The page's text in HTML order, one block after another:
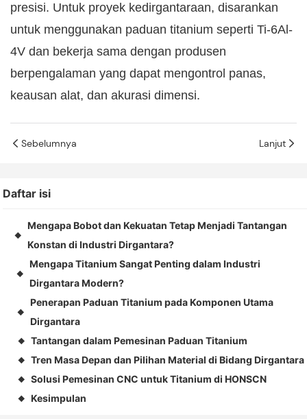
presisi. Untuk proyek kedirgantaraan, disarankan
untuk menggunakan paduan titanium seperti Ti-6Al-
4V dan bekerja sama dengan produsen
berpengalaman yang dapat mengontrol panas,
keausan alat, dan akurasi dimensi.
Sebelumnya Lanjut
Daftar isi
◆
Mengapa Bobot dan Kekuatan Tetap Menjadi Tantangan
Konstan di Industri Dirgantara?
◆
Mengapa Titanium Sangat Penting dalam Industri
Dirgantara Modern?
◆
Penerapan Paduan Titanium pada Komponen Utama
Dirgantara
◆ Tantangan dalam Pemesinan Paduan Titanium
◆ Tren Masa Depan dan Pilihan Material di Bidang Dirgantara
◆ Solusi Pemesinan CNC untuk Titanium di HONSCN
◆ Kesimpulan